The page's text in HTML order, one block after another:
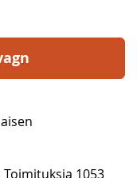
1053